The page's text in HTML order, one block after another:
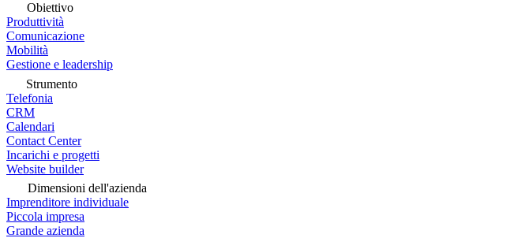
Obiettivo
Produttività
Comunicazione
Mobilità
Gestione e leadership
Strumento
Telefonia
CRM
Calendari
Contact Center
Incarichi e progetti
Website builder
Dimensioni dell'azienda
Imprenditore individuale
Piccola impresa
Grande azienda